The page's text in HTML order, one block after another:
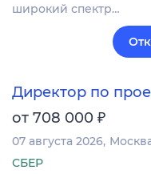
широкий спектр…
Директор по
от 708 000 ₽
07 августа 2026
СБЕР